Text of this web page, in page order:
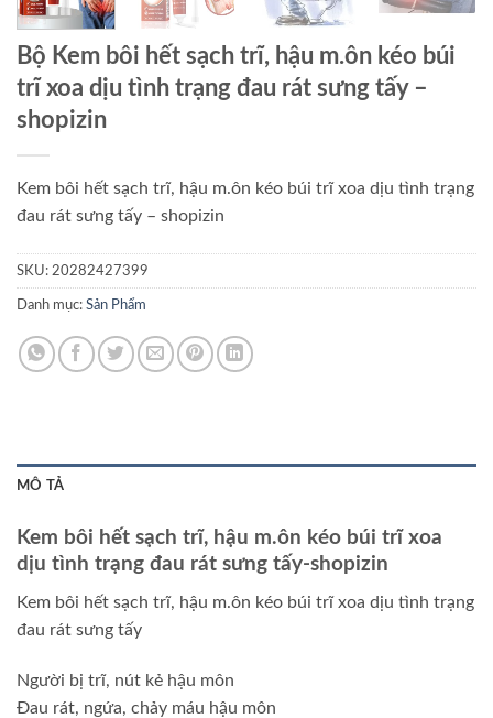
Bộ Kem bôi hết sạch trĩ, hậu m.ôn kéo búi
trĩ xoa dịu tình trạng đau rát sưng tấy –
shopizin
Kem bôi hết sạch trĩ, hậu m.ôn kéo búi trĩ xoa dịu tình trạng
đau rát sưng tấy – shopizin
SKU: 20282427399
Danh mục: Sản Phẩm
MÔ TẢ
Kem bôi hết sạch trĩ, hậu m.ôn kéo búi trĩ xoa
dịu tình trạng đau rát sưng tấy-shopizin
Kem bôi hết sạch trĩ, hậu m.ôn kéo búi trĩ xoa dịu tình trạng
đau rát sưng tấy
Người bị trĩ, nút kẻ hậu môn
Đau rát, ngứa, chảy máu hậu môn